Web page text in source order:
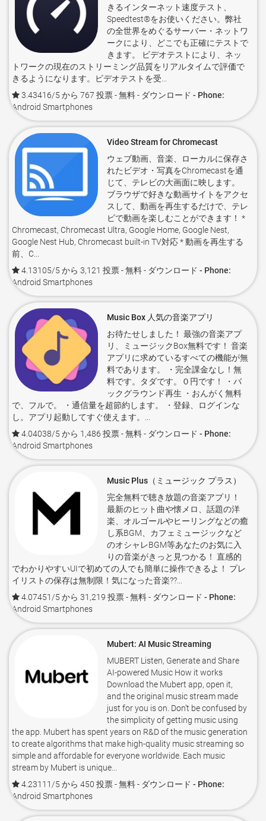
きるインターネット速度テスト、
Speedtest®をお使いください。弊社
の全世界をめぐるサーバー・ネットワ
ークにより、どこでも正確にテストで
きます。 ビデオテストにより、ネッ
トワークの現在のストリーミング品質をリアルタイムで評価で
きるようになります。ビデオテストを受...
3.43416/5 から 767 投票- 無料 - ダウンロード - Phone:
Android Smartphones
Video Stream for Chromecast
ウェブ動画、音楽、ローカルに保存さ
れたビデオ・写真をChromecastを通
じて、テレビの大画面に映します。
ブラウザで好きな動画サイトをアクセ
スして、動画を再生するだけで、テレ
ビで動画を楽しむことができます！ *
Chromecast, Chromecast Ultra, Google Home, Google Nest,
Google Nest Hub, Chromecast built-in TV対応 * 動画を再生する
前、C...
4.13105/5 から 3,121 投票- 無料 - ダウンロード - Phone:
Android Smartphones
Music Box 人気の音楽アプリ
お待たせしました！ 最強の音楽アプ
リ、ミュージックBox無料です！ 音楽
アプリに求めているすべての機能が無
料であります。 ・完全課金なし！無
料です。タダです。０円です！ ・バ
ックグラウンド再生 ・おんがく無料
で、フルで。 ・通信量を超節約します。 ・登録、ログインな
し。アプリ起動してすぐ使えます。...
4.04038/5 から 1,486 投票- 無料 - ダウンロード - Phone:
Android Smartphones
Music Plus（ミュージック プラス）
完全無料で聴き放題の音楽アプリ！
最新のヒット曲や懐メロ、話題の洋
楽、オルゴールやヒーリングなどの癒
し系BGM、カフェミュージックなど
のオシャレBGM等あなたのお気に入
りの音楽がきっと見つかる！ 直感的
でわかりやすいUIで初めての人でも簡単に操作できるよ！ プレ
イリストの保存は無制限！気になった音楽??...
4.07451/5 から 31,219 投票- 無料 - ダウンロード - Phone:
Android Smartphones
Mubert: AI Music Streaming
MUBERT Listen, Generate and Share
AI-powered Music How it works
Download the Mubert app, open it,
and the original music stream made
just for you is on. Don’t be confused by
the simplicity of getting music using
the app. Mubert has spent years on R&D of the music generation
to create algorithms that make high-quality music streaming so
simple and affordable for everyone worldwide. Each music
stream by Mubert is unique...
4.23111/5 から 450 投票- 無料 - ダウンロード - Phone:
Android Smartphones